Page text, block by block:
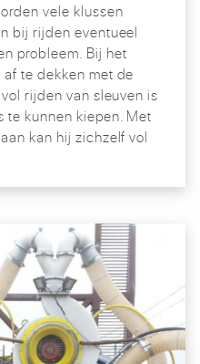
vele klussen
bij rijden eventueel
probleem. Bij het
te dekken met de
rijden van sleuven is
te kunnen kiepen. Met
kan hij zichzelf vol